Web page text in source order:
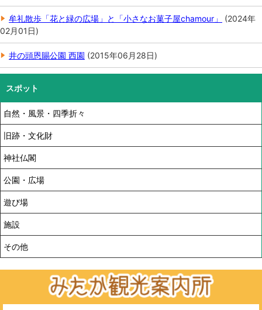
牟礼散歩「花と緑の広場」と「小さなお菓子屋chamour」 (2024年
02月01日)
井の頭恩賜公園 西園 (2015年06月28日)
スポット
自然・風景・四季折々
旧跡・文化財
神社仏閣
公園・広場
遊び場
施設
その他